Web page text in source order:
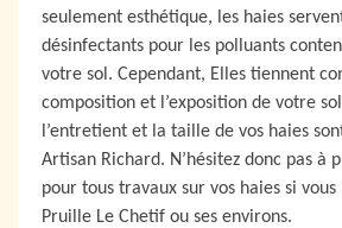
seulement esthétique, les haies
désinfectants pour les polluants
votre sol. Cependant, Elles tiennent
composition et l’exposition de votre
l’entretient et la taille de vos haies
Artisan Richard. N’hésitez donc pas à
pour tous travaux sur vos haies si
Pruille Le Chetif ou ses environs.